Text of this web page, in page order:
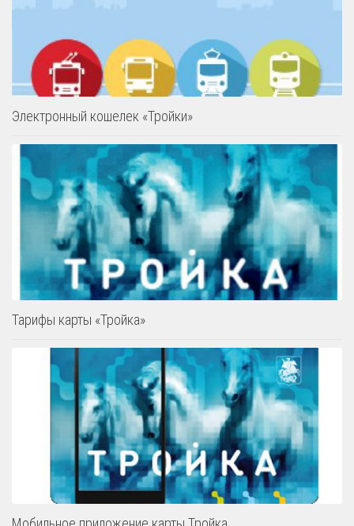
Электронный кошелек «Тройки»
Тарифы карты «Тройка»